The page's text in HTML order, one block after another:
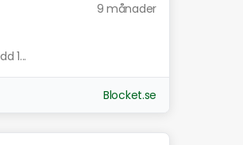
9 månader
1...
Blocket.se